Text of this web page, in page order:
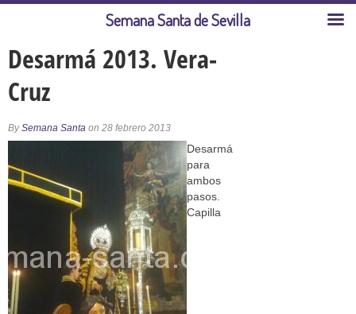
Desarmá 2013. Vera-
Cruz
BySemana Santa on 28 febrero 2013
Desarmá
para
ambos
pasos.
Capilla
Semana Santa de Sevilla